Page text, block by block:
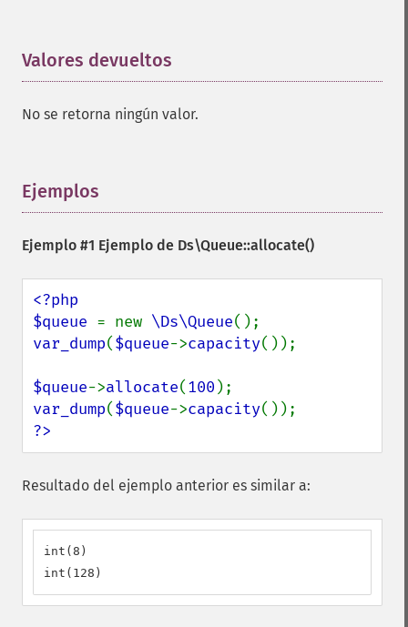
Valores devueltos
No se retorna ningún valor.
Ejemplos
Ejemplo #1 Ejemplo de Ds\Queue::allocate()
<?php
$queue = new \Ds\Queue
var_dump($queue->capacity());
$queue->allocate(100
var_dump($queue->capacity
?>
Resultado del ejemplo anterior es similar a:
int(8)
int(128)